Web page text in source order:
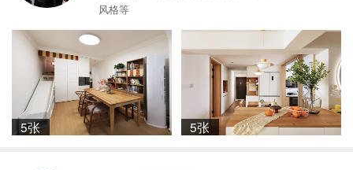
风格等
5张 5张